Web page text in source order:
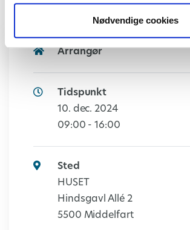
Nødvendige cookies
Arrangør
Tidspunkt
10. dec. 2024
09:00 - 16:00
Sted
HUSET
Hindsgavl Allé 2
5500 Middelfart